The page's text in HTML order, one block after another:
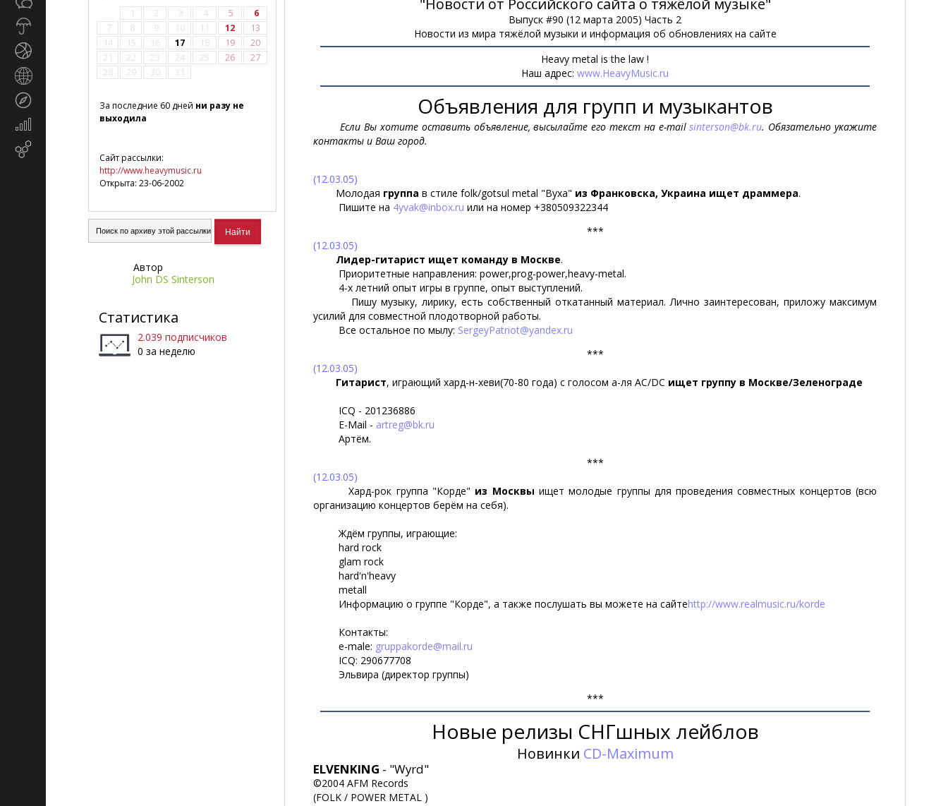
Экономика
маркетинг
1 2 3 4 5
6
7
8 9 10 11 12
13
14
15 16 17 18 19
20
21
22 23 24 25 26
27
28
29 30 31
За последние 60 дней ни разу не
выходила
Сайт рассылки:
http://www.heavymusic.ru
Открыта: 23-06-2002
Автор
John DS Sinterson
Статистика
2.039 подписчиков
0 за неделю
"Новости от Российского сайта о тяжёлой музыке"
Выпуск #90 (12 марта 2005) Часть 2
Новости из мира тяжёлой музыки и информация об обновлениях на сайте
Heavy metal is the law !
Наш адрес:www.HeavyMusic.ru
Объявления для групп и музыкантов
Если Вы хотите оставить объявление, высылайте его текст на e-mailsinterson@bk.ru. Обязательно укажите
контакты и Ваш город.
(12.03.05)
Молодая группав стиле folk/gotsul metal "Вуха" из Франковска, Украина ищет драммера.
Пишите на 4yvak@inbox.ru или на номер +380509322344
***
(12.03.05)
Лидер-гитарист ищет команду в Москве.
Приоритетные направления: power,prog-power,heavy-metal.
4-х летний опыт игры в группе, опыт выступлений.
Пишу музыку, лирику, есть собственный откатанный материал. Лично заинтересован, приложу максимум
усилий для совместной плодотворной работы.
Все остальное по мылу: SergeyPatriot@yandex.ru
***
(12.03.05)
Гитарист, играющий хард-н-хеви(70-80 года) с голосом а-ля AC/DC ищет группу в Москве/Зеленограде
ICQ - 201236886
E-Mail - artreg@bk.ru
Артём.
***
(12.03.05)
Хард-рок группа "Корде" из Москвы ищет молодые группы для проведения совместных концертов (всю
организацию концертов берём на себя).
Ждём группы, играющие:
hard rock
glam rock
hard'n'heavy
metall
Информацию о группе "Корде", а также послушать вы можете на сайтеhttp://www.realmusic.ru/korde
Контакты:
e-male: gruppakorde@mail.ru
ICQ: 290677708
Эльвира (директор группы)
***
Новые релизы СНГшных лейблов
Новинки CD-Maximum
ELVENKING - "Wyrd"
©2004 AFM Records
(FOLK / POWER METAL )